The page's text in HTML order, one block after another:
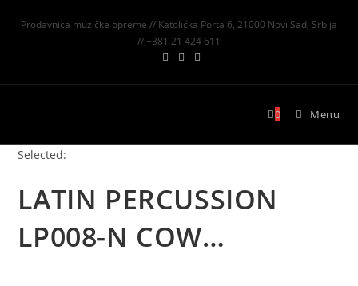
Prodavnica muzičke opreme // Katolička Porta 6, 21000 Novi Sad, Srbija
// +381 21 424 611
0 Menu
Selected:
LATIN PERCUSSION
LP008-N COW…